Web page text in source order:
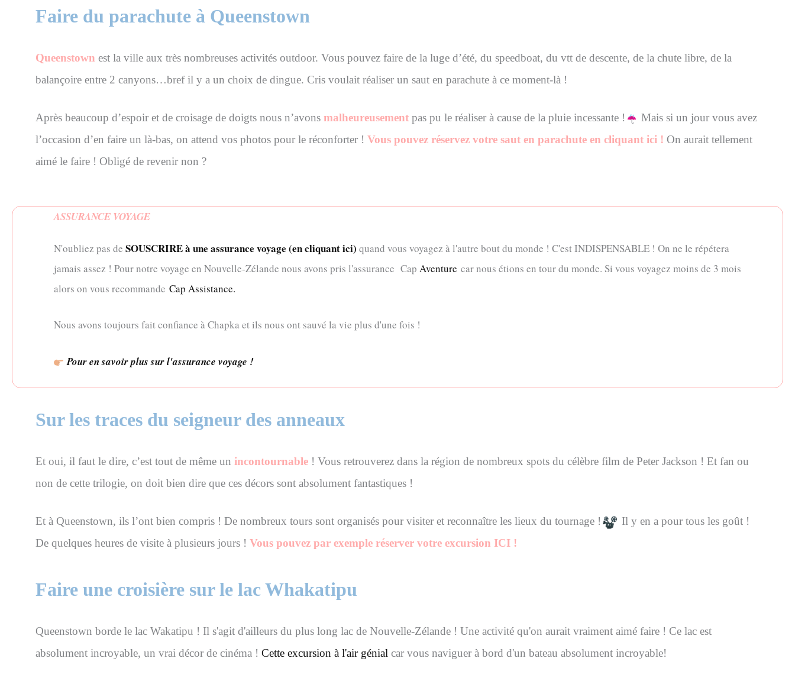
Faire du parachute à Queenstown
Queenstown est la ville aux très nombreuses activités outdoor. Vous pouvez faire de la luge d’été, du speedboat, du vtt de descente, de la chute libre, de la
balançoire entre 2 canyons…bref il y a un choix de dingue. Cris voulait réaliser un saut en parachute à ce moment-là !
Après beaucoup d’espoir et de croisage de doigts nous n’avons malheureusement pas pu le réaliser à cause de la pluie incessante !
Mais si un jour vous avez
l’occasion d’en faire un là-bas, on attend vos photos pour le réconforter ! Vous pouvez réservez votre saut en parachute en cliquant ici ! On aurait tellement
aimé le faire ! Obligé de revenir non ?
ASSURANCE VOYAGE
N'oubliez pas de SOUSCRIRE à une assurance voyage (en cliquant ici) quand vous voyagez à l'autre bout du monde ! C'est INDISPENSABLE ! On ne le répétera
jamais assez ! Pour notre voyage en Nouvelle-Zélande nous avons pris l'assurance Cap Aventure car nous étions en tour du monde. Si vous voyagez moins de 3 mois
alors on vous recommande Cap Assistance.
Nous avons toujours fait confiance à Chapka et ils nous ont sauvé la vie plus d'une fois !
Pour en savoir plus sur l'assurance voyage !
Sur les traces du seigneur des anneaux
Et oui, il faut le dire, c’est tout de même un incontournable ! Vous retrouverez dans la région de nombreux spots du célèbre film de Peter Jackson ! Et fan ou
non de cette trilogie, on doit bien dire que ces décors sont absolument fantastiques !
Et à Queenstown, ils l’ont bien compris ! De nombreux tours sont organisés pour visiter et reconnaître les lieux du tournage !
Il y en a pour tous les goût !
De quelques heures de visite à plusieurs jours ! Vous pouvez par exemple réserver votre excursion ICI !
Faire une croisière sur le lac Whakatipu
Queenstown borde le lac Wakatipu ! Il s'agit d'ailleurs du plus long lac de Nouvelle-Zélande ! Une activité qu'on aurait vraiment aimé faire ! Ce lac est
absolument incroyable, un vrai décor de cinéma ! Cette excursion à l'air génial car vous naviguer à bord d'un bateau absolument incroyable!